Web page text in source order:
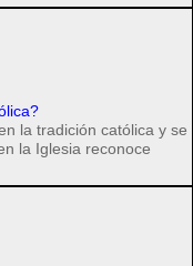
la tradición católica y se
la Iglesia reconoce